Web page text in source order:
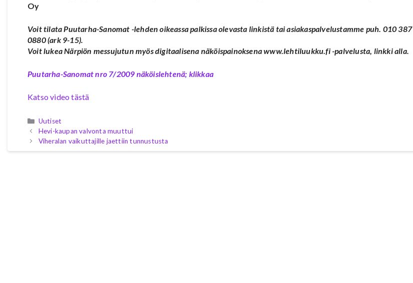
Oy
Voit tilata Puutarha-Sanomat -lehden oikeassa palkissa olevasta linkistä tai asiakaspalvelustamme puh. 010 387
0880 (ark 9-15).
Voit lukea Närpiön messujutun myös digitaalisena näköispainoksena www.lehtiluukku.fi -palvelusta, linkki alla.
Puutarha-Sanomat nro 7/2009 näköislehtenä; klikkaa
Katso video tästä
Kategoriat
Uutiset
Hevi-kaupan valvonta muuttui
Viheralan vaikuttajille jaettiin tunnustusta